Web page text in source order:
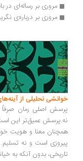
مروری بر رساله‌ای در باب
مروری بر درباره‌ی
تحلیلی از آینه‌های
اصلی رمان صرفاً این
عمیق‌تر این است:
معنا و هویت خود را
است و نه تسلیم. او
بدون آنکه به خیانت،